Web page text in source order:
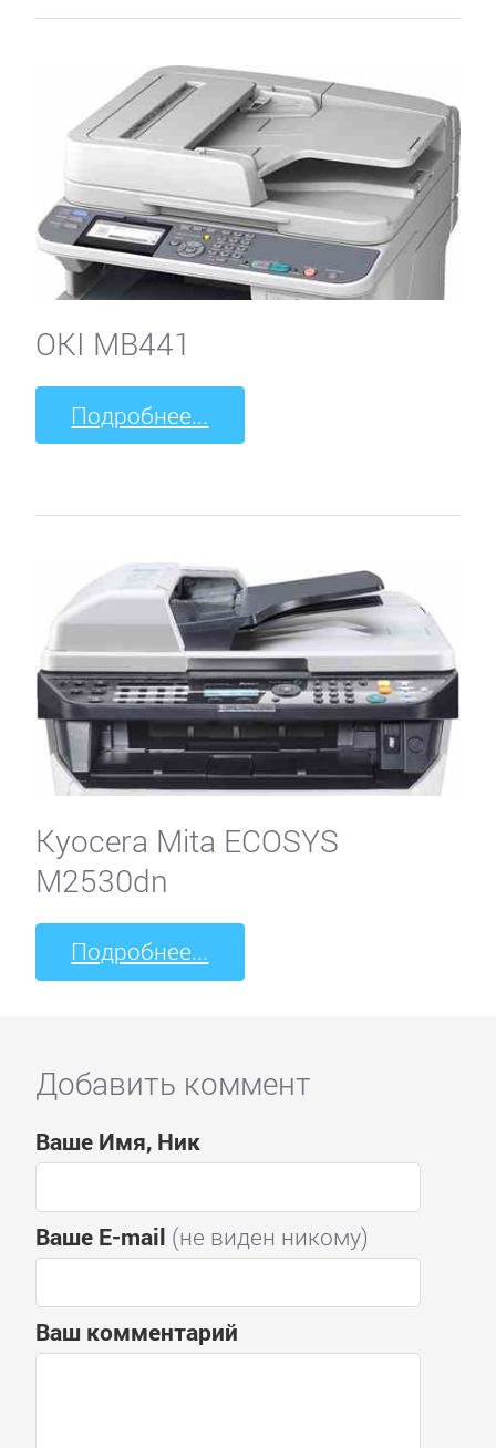
OKI MB441
Подробнее...
Kyocera Mita ECOSYS
M2530dn
Подробнее...
Добавить коммент
Ваше Имя, Ник
Ваше E-mail (не виден никому)
Ваш комментарий